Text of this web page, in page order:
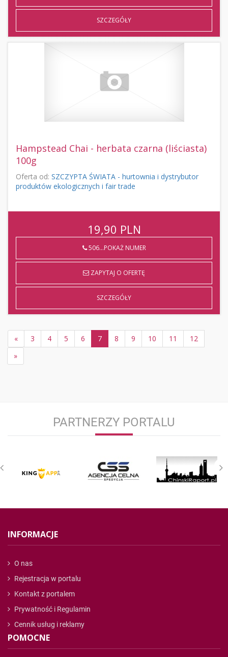
SZCZEGÓŁY
Hampstead Chai - herbata czarna (liściasta)
100g
Oferta od: SZCZYPTA ŚWIATA - hurtownia i dystrybutor
produktów ekologicznych i fair trade
19,90 PLN
506...POKAŻ NUMER
ZAPYTAJ O OFERTĘ
SZCZEGÓŁY
« 3 4 5 6 7 8 9 10 11
12
»
PARTNERZY PORTALU
INFORMACJE
O nas
Rejestracja w portalu
Kontakt z portalem
Prywatność i Regulamin
Cennik usług i reklamy
POMOCNE